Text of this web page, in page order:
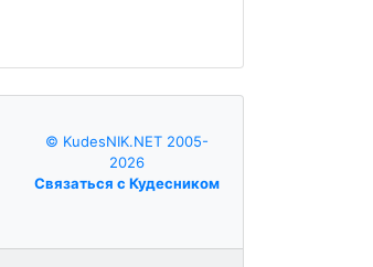
© KudesNIK.NET 2005-
2026
Связаться с Кудесником